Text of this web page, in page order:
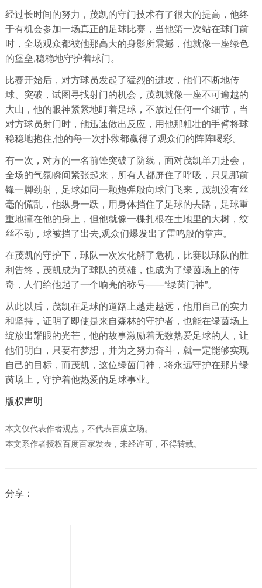
经过长时间的努力，茂凯的守门技术有了很大的提高，他终
于有机会参加一场真正的足球比赛，当他第一次站在球门前
时，全场观众都被他那高大的身影所震撼，他就像一座绿色
的堡垒,稳稳地守护着球门。
比赛开始后，对方球员发起了猛烈的进攻，他们不断地传
球、突破，试图寻找射门的机会，茂凯就像一座不可逾越的
大山，他的眼神紧紧地盯着足球，不放过任何一个细节，当
对方球员射门时，他迅速做出反应，用他那粗壮的手臂将球
稳稳地抱住,他的每一次扑救都赢得了观众们的阵阵喝彩。
有一次，对方的一名前锋突破了防线，面对茂凯单刀赴会，
全场的气氛瞬间紧张起来，所有人都屏住了呼吸，只见那前
锋一脚劲射，足球如同一颗炮弹般向球门飞来，茂凯没有丝
毫的慌乱，他纵身一跃，用身体挡住了足球的去路，足球重
重地撞在他的身上，但他就像一棵扎根在土地里的大树，纹
丝不动，球被挡了出去,观众们爆发出了雷鸣般的掌声。
在茂凯的守护下，球队一次次化解了危机，比赛以球队的胜
利告终，茂凯成为了球队的英雄，也成为了绿茵场上的传
奇，人们给他起了一个响亮的称号——“绿茵门神”。
从此以后，茂凯在足球的道路上越走越远，他用自己的实力
和坚持，证明了即使是来自森林的守护者，也能在绿茵场上
绽放出耀眼的光芒，他的故事激励着无数热爱足球的人，让
他们明白，只要有梦想，并为之努力奋斗，就一定能够实现
自己的目标，而茂凯，这位绿茵门神，将永远守护在那片绿
茵场上，守护着他热爱的足球事业。
版权声明
本文仅代表作者观点，不代表百度立场。
本文系作者授权百度百家发表，未经许可，不得转载。
分享：